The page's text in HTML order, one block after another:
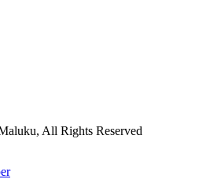
All Rights Reserved